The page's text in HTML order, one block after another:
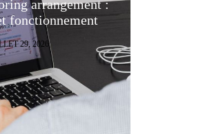
arrangement :
fonctionnement
29, 2026